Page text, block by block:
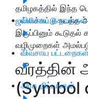
விவசாய தகவல்கள்
விவசாய
அரசு திட்டங்கள்
தமிழகத்தில் இந்த
ஜல்லிக்கட்டுநடத்த
இருப்பினும்
வழிமுறைகள்
வீரத்தின்
(Symbol